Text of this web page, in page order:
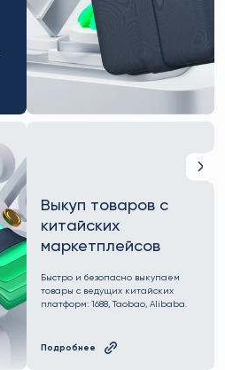
Выкуп товаров с
китайских
маркетплейсов
Быстро и безопасно выкупаем
товары с ведущих китайских
платформ: 1688, Taobao, Alibaba.
Подробнее